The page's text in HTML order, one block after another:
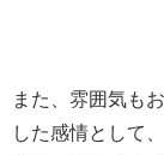
また、雰囲気も
した感情として